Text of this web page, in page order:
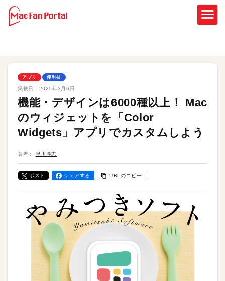
アプリ 便利技
掲載日： 2025年3月6日
機能・デザインは6000種以上！ Mac
のウィジェットを「Color
Widgets」アプリでカスタムしよう
著者： 早川厚志
ポスト シェアする URLのコピー